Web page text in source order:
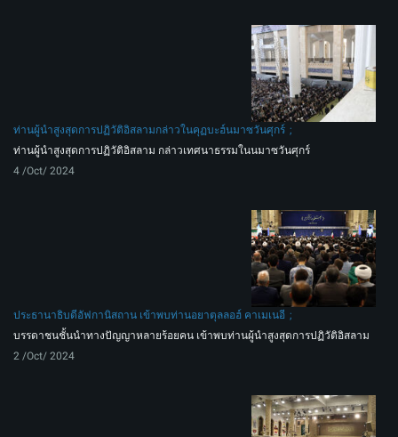
ท่านผู้นำสูงสุดการปฏิวัติอิสลามกล่าวในคุฏบะฮ์นมาซวันศุกร์
ท่านผู้นำสูงสุดการปฏิวัติอิสลาม กล่าวเทศนาธรรมในนมาซวันศุกร์
4 /Oct/ 2024
ประธานาธิบดีอัฟกานิสถาน เข้าพบท่านอยาตุลลอฮ์ คาเมเนอี
บรรดาชนชั้นนำทางปัญญาหลายร้อยคน เข้าพบท่านผู้นำสูงสุดการปฏิวัติอิสลาม
2 /Oct/ 2024